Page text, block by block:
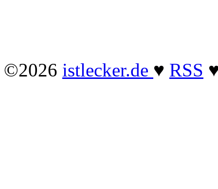
©2026 istlecker.de ♥ RSS